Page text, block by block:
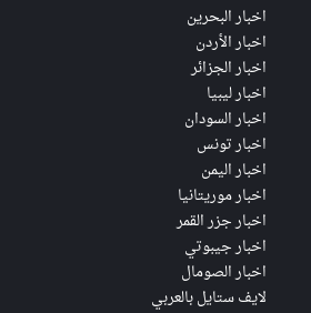
اخبار البحرين
اخبار الأردن
اخبار الجزائر
اخبار ليبيا
اخبار السودان
اخبار تونس
اخبار اليمن
اخبار موريتانيا
اخبار جزر القمر
اخبار جيبوتي
اخبار الصومال
لايف ستايل بالعربي